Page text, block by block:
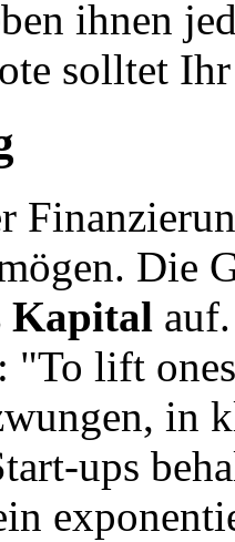
ihnen
solltet
Die
Kapital
"To lift
in
ups